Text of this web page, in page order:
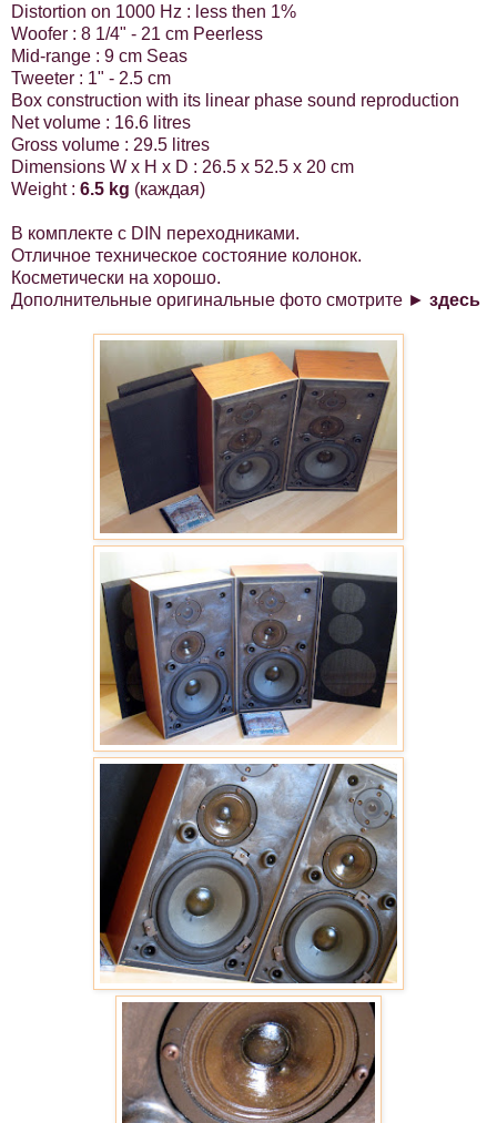
Distortion on 1000 Hz : less then 1%
Woofer : 8 1/4" - 21 cm Peerless
Mid-range : 9 cm Seas
Tweeter : 1" - 2.5 cm
Box construction with its linear phase sound reproduction
Net volume : 16.6 litres
Gross volume : 29.5 litres
Dimensions W x H x D : 26.5 x 52.5 x 20 cm
Weight : 6.5 kg (каждая)
В комплекте с DIN переходниками.
Отличное техническое состояние колонок.
Косметически на хорошо.
Дополнительные оригинальные фото смотрите ► здесь